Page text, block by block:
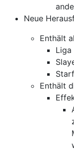
Neue
Enthält
Liga
Enthält